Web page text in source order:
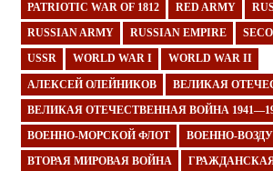
PATRIOTIC WAR OF 1812 RED ARMY
RUSSIAN ARMY RUSSIAN EMPIRE
USSR WORLD WAR I WORLD WAR II
АЛЕКСЕЙ ОЛЕЙНИКОВ ВЕЛИКАЯ
ВЕЛИКАЯ ОТЕЧЕСТВЕННАЯ ВОЙНА
ВОЕННО-МОРСКОЙ ФЛОТ ВОЕННО-
ВТОРАЯ МИРОВАЯ ВОЙНА